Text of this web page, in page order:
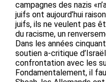
campagnes des nazis
juifs ont aujourd’hui
juifs, ils ne veulent pas
du racisme, un
Dans les années
soutien a-critique
confrontation avec les
Fondamentalement, il